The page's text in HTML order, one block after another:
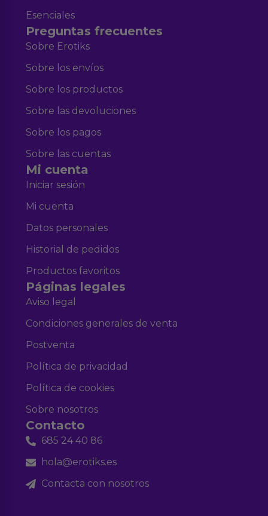
Esenciales
Preguntas frecuentes
Sobre Erotiks
Sobre los envíos
Sobre los productos
Sobre las devoluciones
Sobre los pagos
Sobre las cuentas
Mi cuenta
Iniciar sesión
Mi cuenta
Datos personales
Historial de pedidos
Productos favoritos
Páginas legales
Aviso legal
Condiciones generales de venta
Postventa
Política de privacidad
Política de cookies
Sobre nosotros
Contacto
685 24 40 86
hola@erotiks.es
Contacta con nosotros